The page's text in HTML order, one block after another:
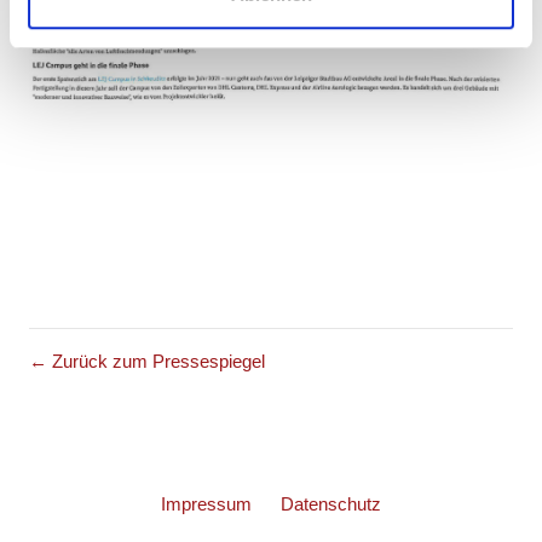
Partner führen diese Informationen möglicherweise mit
weiteren Daten zusammen, die Sie ihnen bereitgestellt
haben oder die sie im Rahmen Ihrer Nutzung der Dienste
← Zurück zum Pressespiegel
Impressum Datenschutz